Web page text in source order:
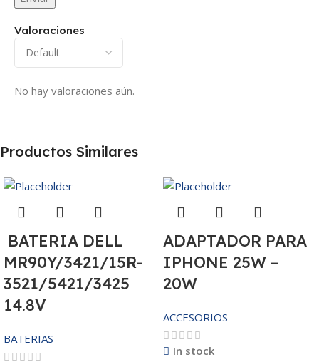
Valoraciones
No hay valoraciones aún.
Productos Similares
BATERIA DELL
MR90Y/3421/15R-
3521/5421/3425
14.8V
BATERIAS
ADAPTADOR PARA
IPHONE 25W –
20W
ACCESORIOS
In stock